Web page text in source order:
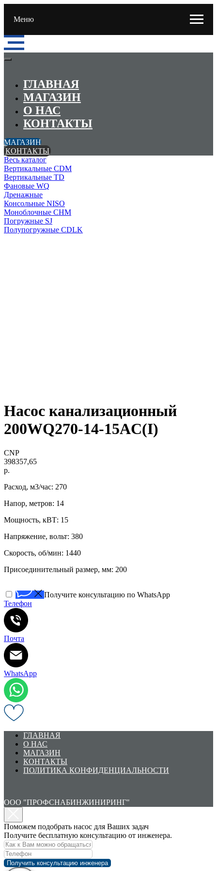
Меню
ГЛАВНАЯ
МАГАЗИН
О НАС
КОНТАКТЫ
МАГАЗИН
КОНТАКТЫ
Весь каталог
Вертикальные CDM
Вертикальные TD
Фановые WQ
Дренажные
Консольные NISO
Моноблочные CHМ
Погружные SJ
Полупогружные CDLK
Насос канализационный
200WQ270-14-15AC(I)
CNP
398357,65
р.
Расход, м3/час: 270
Напор, метров: 14
Мощность, кВТ: 15
Напряжение, вольт: 380
Скорость, об/мин: 1440
Присоединительный размер, мм: 200
Получите консультацию по WhatsApp
Телефон
Почта
WhatsApp
ГЛАВНАЯ
О НАС
МАГАЗИН
КОНТАКТЫ
ПОЛИТИКА КОНФИДЕНЦИАЛЬНОСТИ
ООО "ПРОФСНАБИНЖИНИРИНГ"
Поможем подобрать насос для Ваших задач
Получите бесплатную консультацию от инженера.
Получить консультацию инженера